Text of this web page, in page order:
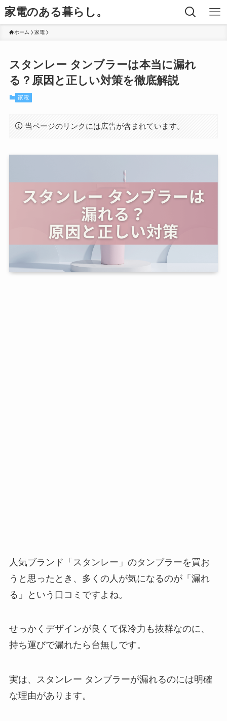
家電のある暮らし。
ホーム 家電
スタンレー タンブラーは本当に漏れ
る？原因と正しい対策を徹底解説
家電
当ページのリンクには広告が含まれています。
人気ブランド「スタンレー」のタンブラーを買お
うと思ったとき、多くの人が気になるのが「漏れ
る」という口コミですよね。
せっかくデザインが良くて保冷力も抜群なのに、
持ち運びで漏れたら台無しです。
実は、スタンレー タンブラーが漏れるのには明確
な理由があります。